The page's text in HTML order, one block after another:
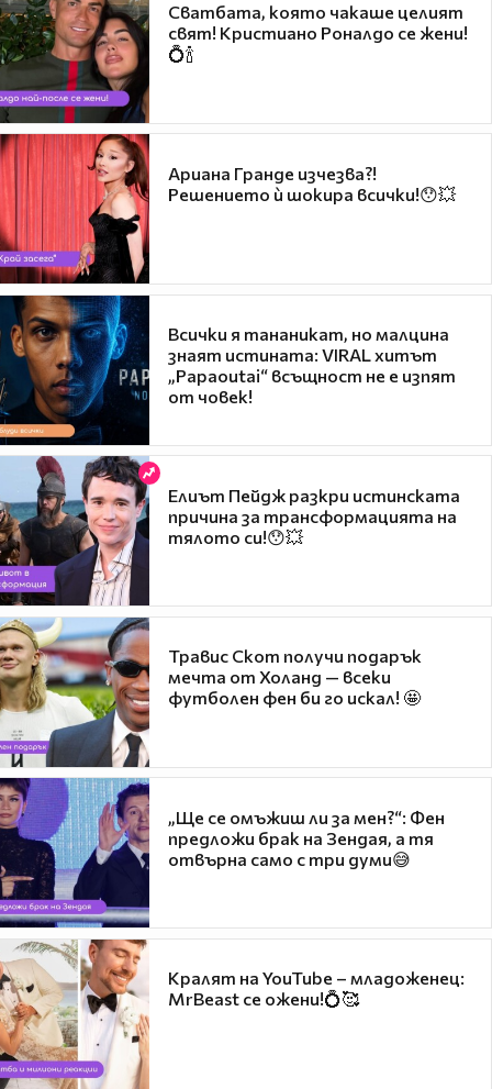
Сватбата, която чакаше целият
свят! Кристиано Роналдо се жени!
💍🍾
Ариана Гранде изчезва?!
Решението ѝ шокира всички!😯💥
Всички я тананикат, но малцина
знаят истината: VIRAL хитът
„Papaoutai“ всъщност не е изпят
от човек!
Елиът Пейдж разкри истинската
причина за трансформацията на
тялото си!😯💥
Травис Скот получи подарък
мечта от Холанд — всеки
футболен фен би го искал! 🤩
„Ще се омъжиш ли за мен?“: Фен
предложи брак на Зендая, а тя
отвърна само с три думи😅
Кралят на YouTube – младоженец:
MrBeast се ожени!💍🥰